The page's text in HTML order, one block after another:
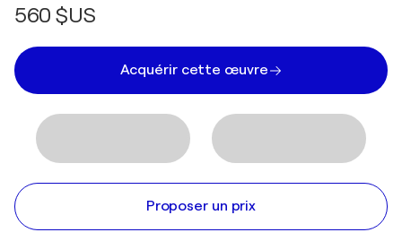
560 $US
Acquérir cette œuvre
Proposer un prix